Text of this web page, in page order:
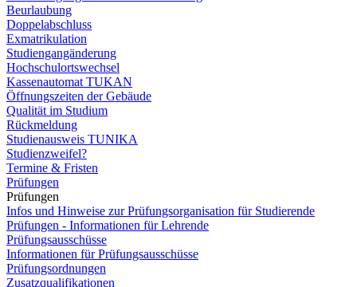
Beurlaubung
Doppelabschluss
Exmatrikulation
Studiengangänderung
Hochschulortswechsel
Kassenautomat TUKAN
Öffnungszeiten der Gebäude
Qualität im Studium
Rückmeldung
Studienausweis TUNIKA
Studienzweifel?
Termine & Fristen
Prüfungen
Prüfungen
Infos und Hinweise zur Prüfungsorganisation für Studierende
Prüfungen - Informationen für Lehrende
Prüfungsausschüsse
Informationen für Prüfungsausschüsse
Prüfungsordnungen
Zusatzqualifikationen